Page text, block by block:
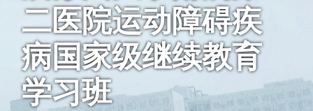
二医院运动障碍疾
病国家级继续教育
学习班